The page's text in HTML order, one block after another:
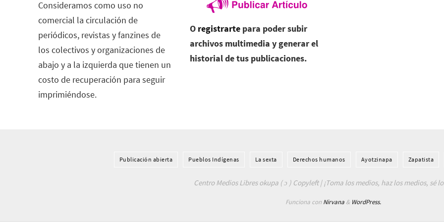
Consideramos como uso no
comercial la circulación de
periódicos, revistas y fanzines de
los colectivos y organizaciones de
abajo y a la izquierda que tienen un
costo de recuperación para seguir
imprimiéndose.
O registrarte para poder subir
archivos multimedia y generar el
historial de tus publicaciones.
Publicación abierta Pueblos Indí­genas La sexta Derechos humanos Ayotzinapa Zapatista
Centro Medios Libres okupa ( ɔ ) Copyleft | ¡Toma los medios, haz los medios, sé
Funciona con Nirvana& WordPress.